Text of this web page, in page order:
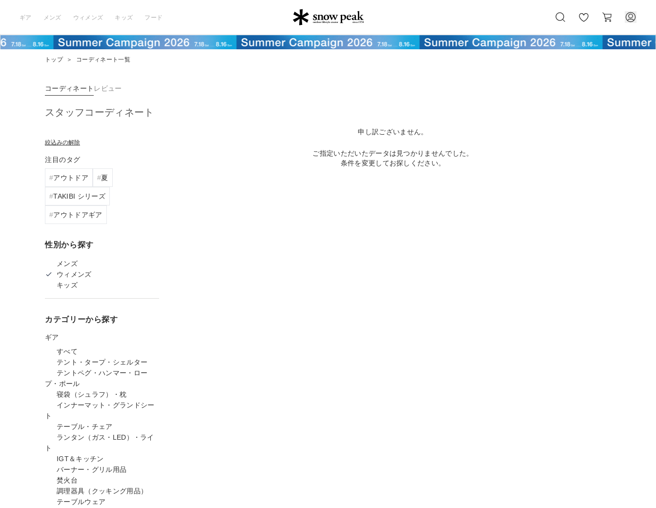
ギア メンズ ウィメンズ キッズ フード
気
に
ー
ト
トップ ＞ コーディネート一覧
コーディネート レビュー
スタッフコーディネート
絞込みの解除
注目のタグ
アウトドア 夏
TAKIBI シリーズ
アウトドアギア
性別から探す
メンズ
ウィメンズ
キッズ
カテゴリーから探す
ギア
すべて
テント・タープ・シェルター
テントペグ・ハンマー・ロー
プ・ポール
寝袋（シュラフ）・枕
インナーマット・グランドシー
ト
テーブル・チェア
ランタン（ガス・LED）・ライ
ト
IGT＆キッチン
バーナー・グリル用品
焚火台
調理器具（クッキング用品）
テーブルウェア
申し訳ございません。
ご指定いただいたデータは見つかりませんでした。
条件を変更してお探しください。